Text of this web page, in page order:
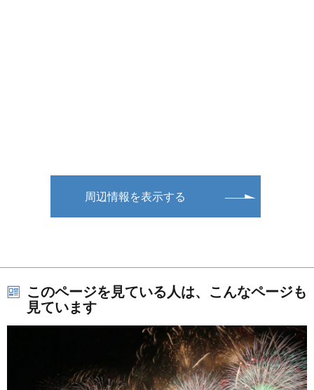
周辺情報を表示する
このページを見ている人は、こんなページも
見ています